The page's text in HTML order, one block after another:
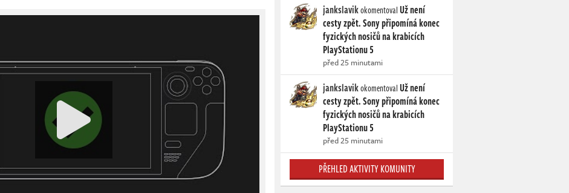
jankslavikokomentovalUž není
cesty zpět. Sony připomíná konec
fyzických nosičů na krabicích
PlayStationu 5
před 25 minutami
jankslavikokomentovalUž není
cesty zpět. Sony připomíná konec
fyzických nosičů na krabicích
PlayStationu 5
před 25 minutami
PŘEHLED AKTIVITY KOMUNITY